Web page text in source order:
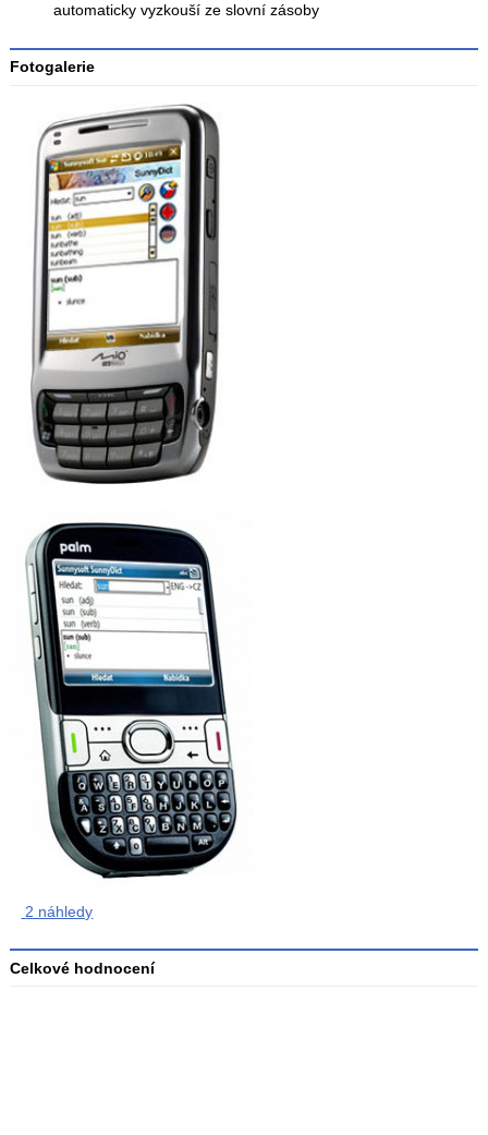
automaticky vyzkouší ze slovní zásoby
Fotogalerie
2 náhledy
Celkové hodnocení